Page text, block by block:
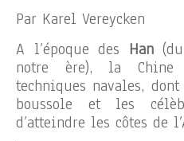
Par Karel Vereycken
A l’époque des Han
notre ère), la Chine
techniques navales,
boussole et les
d’atteindre les côtes de